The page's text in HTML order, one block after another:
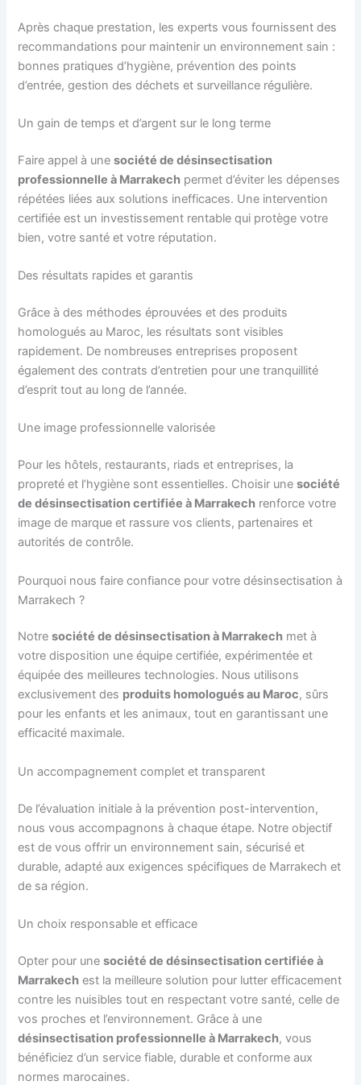
Après chaque prestation, les experts vous fournissent des
recommandations pour maintenir un environnement sain :
bonnes pratiques d’hygiène, prévention des points
d’entrée, gestion des déchets et surveillance régulière.
Un gain de temps et d’argent sur le long terme
Faire appel à unesociété de désinsectisation
professionnelle à Marrakech permet d’éviter les dépenses
répétées liées aux solutions inefficaces. Une intervention
certifiée est un investissement rentable qui protège votre
bien, votre santé et votre réputation.
Des résultats rapides et garantis
Grâce à des méthodes éprouvées et des produits
homologués au Maroc, les résultats sont visibles
rapidement. De nombreuses entreprises proposent
également des contrats d’entretien pour une tranquillité
d’esprit tout au long de l’année.
Une image professionnelle valorisée
Pour les hôtels, restaurants, riads et entreprises, la
propreté et l’hygiène sont essentielles. Choisir unesociété
de désinsectisation certifiée à Marrakech renforce votre
image de marque et rassure vos clients, partenaires et
autorités de contrôle.
Pourquoi nous faire confiance pour votre désinsectisation à
Marrakech ?
Notresociété de désinsectisation à Marrakech met à
votre disposition une équipe certifiée, expérimentée et
équipée des meilleures technologies. Nous utilisons
exclusivement des produits homologués au Maroc, sûrs
pour les enfants et les animaux, tout en garantissant une
efficacité maximale.
Un accompagnement complet et transparent
De l’évaluation initiale à la prévention post-intervention,
nous vous accompagnons à chaque étape. Notre objectif
est de vous offrir un environnement sain, sécurisé et
durable, adapté aux exigences spécifiques de Marrakech et
de sa région.
Un choix responsable et efficace
Opter pour unesociété de désinsectisation certifiée à
Marrakech est la meilleure solution pour lutter efficacement
contre les nuisibles tout en respectant votre santé, celle de
vos proches et l’environnement. Grâce à une
désinsectisation professionnelle à Marrakech, vous
bénéficiez d’un service fiable, durable et conforme aux
normes marocaines.